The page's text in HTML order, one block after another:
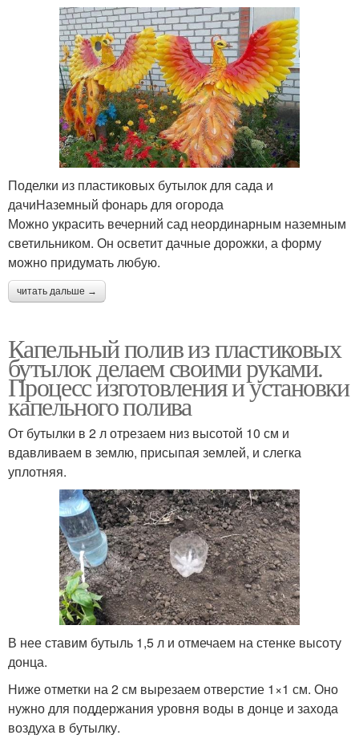
Поделки из пластиковых бутылок для сада и
дачиНаземный фонарь для огорода
Можно украсить вечерний сад неординарным наземным
светильником. Он осветит дачные дорожки, а форму
можно придумать любую.
читать дальше →
Капельный полив из пластиковых
бутылок делаем своими руками.
Процесс изготовления и установки
капельного полива
От бутылки в 2 л отрезаем низ высотой 10 см и
вдавливаем в землю, присыпая землей, и слегка
уплотняя.
В нее ставим бутыль 1,5 л и отмечаем на стенке высоту
донца.
Ниже отметки на 2 см вырезаем отверстие 1×1 см. Оно
нужно для поддержания уровня воды в донце и захода
воздуха в бутылку.